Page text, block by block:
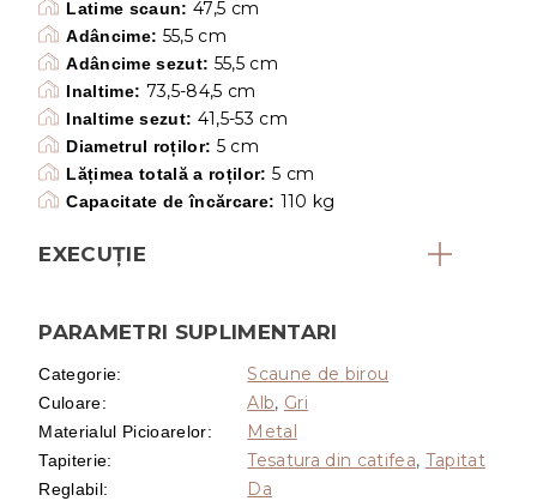
Latime scaun: 47,5 cm
Adâncime: 55,5 cm
Adâncime sezut: 55,5 cm
Inaltime: 73,5-84,5 cm
Inaltime sezut: 41,5-53 cm
Diametrul roților: 5 cm
Lățimea totală a roților: 5 cm
Capacitate de încărcare: 110 kg
EXECUŢIE
PARAMETRI SUPLIMENTARI
Categorie: Scaune de birou
Culoare: Alb, Gri
Materialul Picioarelor: Metal
Tapiterie: Tesatura din catifea, Tapitat
Reglabil: Da